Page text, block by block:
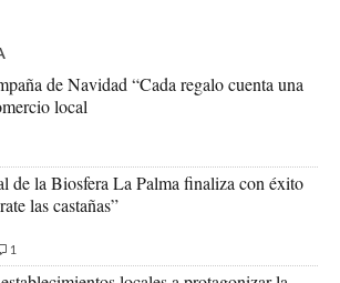
de Navidad “Cada regalo cuenta una
local
de la Biosfera La Palma finaliza con éxito
las castañas”
1